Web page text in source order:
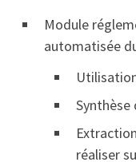
Module
automatisée
réaliser